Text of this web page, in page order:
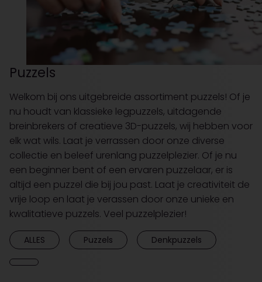
Puzzels
Welkom bij ons uitgebreide assortiment puzzels! Of je
nu houdt van klassieke legpuzzels, uitdagende
breinbrekers of creatieve 3D-puzzels, wij hebben voor
elk wat wils. Laat je verrassen door onze diverse
collectie en beleef urenlang puzzelplezier. Of je nu
een beginner bent of een ervaren puzzelaar, er is
altijd een puzzel die bij jou past. Laat je creativiteit de
vrije loop en laat je verassen door onze unieke en
kwalitatieve puzzels. Veel puzzelplezier!
ALLES Puzzels Denkpuzzels